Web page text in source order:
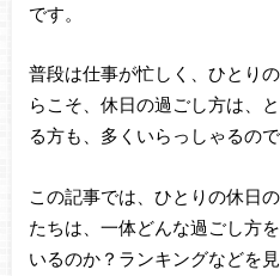
です。
普段は仕事が忙しく、ひとり
らこそ、休日の過ごし方は、
る方も、多くいらっしゃるの
この記事では、ひとりの休日
たちは、一体どんな過ごし方
いるのか？ランキングなどを